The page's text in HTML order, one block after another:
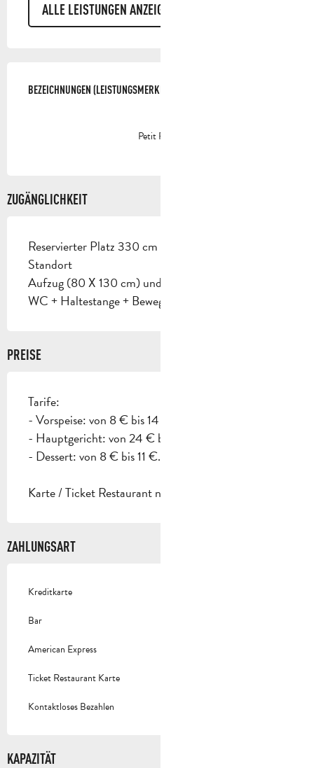
ALLE LEISTUNGEN ANZEIGEN
BEZEICHNUNGEN (LEISTUNGSMERKMALE)
BEZEICHNUNGEN (LEISTUNGSMERKMALE)
Petit Fûté
ZUGÄNGLICHKEIT
Reservierter Platz 330 cm breit < 100 m vom
Standort
Aufzug (80 X 130 cm) und Tür >= 77 cm
WC + Haltestange + Bewegungsraum
PREISE
Tarife:
- Vorspeise: von 8 € bis 14 €.
- Hauptgericht: von 24 € bis 32 €.
- Dessert: von 8 € bis 11 €.
Karte / Ticket Restaurant nur mittags akzeptiert.
ZAHLUNGSART
Kreditkarte
Bar
American Express
Ticket Restaurant Karte
Kontaktloses Bezahlen
KAPAZITÄT